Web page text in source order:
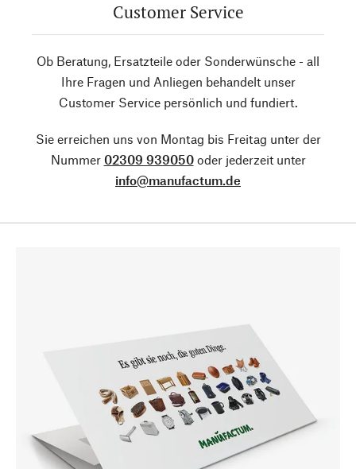
Customer Service
Ob Beratung, Ersatzteile oder Sonderwünsche - all
Ihre Fragen und Anliegen behandelt unser
Customer Service persönlich und fundiert.
Sie erreichen uns von Montag bis Freitag unter der
Nummer 02309 939050oder jederzeit unter
info@manufactum.de